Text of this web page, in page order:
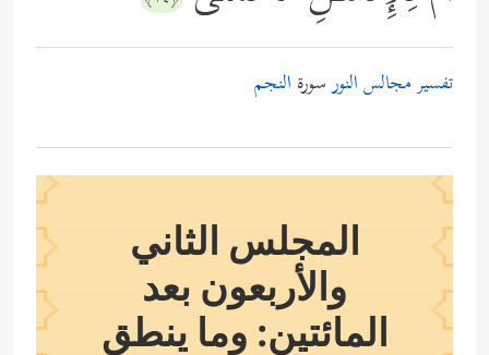
تفسير مجالس النورسورة النجم
المجلس الثاني
والأربعون بعد
المائتين: وما ينطق